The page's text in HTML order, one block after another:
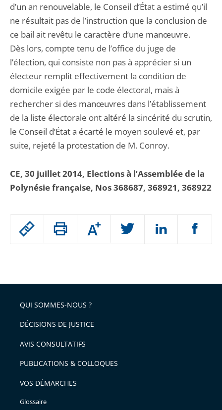
Passer
arriver
après
Augmenter
ou
l'article
pour
avant
d’un an renouvelable, le Conseil d’État a estimé qu’il
ne résultait pas de l’instruction que la conclusion de
ce bail ait revêtu le caractère d’une manœuvre.
Dès lors, compte tenu de l’office du juge de
l’élection, qui consiste non pas à apprécier si un
électeur remplit effectivement la condition de
domicile exigée par le code électoral, mais à
rechercher si des manœuvres dans l’établissement
de la liste électorale ont altéré la sincérité du scrutin,
le Conseil d’État a écarté le moyen soulevé et, par
suite, rejeté la protestation de M. Conroy.
CE, 30 juillet 2014, Elections à l’Assemblée de la
Polynésie française, Nos 368687, 368921, 368922
QUI SOMMES-NOUS ?
DÉCISIONS DE JUSTICE
AVIS CONSULTATIFS
PUBLICATIONS & COLLOQUES
VOS DÉMARCHES
Glossaire